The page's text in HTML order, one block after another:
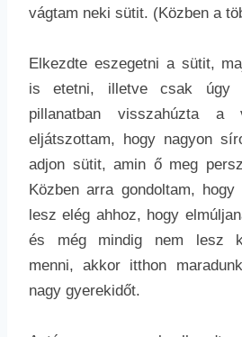
vágtam neki sütit. (Közben a
Elkezdte eszegetni a sütit,
is etetni, illetve csak úgy
pillanatban visszahúzta
eljátszottam, hogy nagyon
adjon sütit, amin ő meg
Közben arra gondoltam,
lesz elég ahhoz, hogy
és még mindig nem lesz
menni, akkor itthon
nagy gyerekidőt.